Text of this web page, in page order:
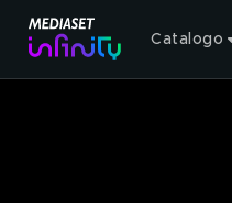
Catalogo